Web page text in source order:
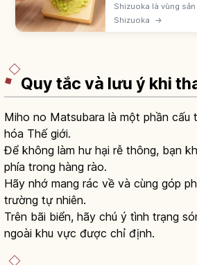
Shizuoka là vùng
lực. Khu Izu, thượng
Shizuoka →
Quy tắc và lưu ý khi
Miho no Matsubara là một phần cấu
hóa Thế giới.
Để không làm hư hại rễ thông, bạn
phía trong hàng rào.
Hãy nhớ mang rác về và cùng góp
trường tự nhiên.
Trên bãi biển, hãy chú ý tình trạng
ngoài khu vực được chỉ định.